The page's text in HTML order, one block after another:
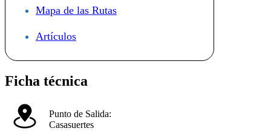
Mapa de las Rutas
Artículos
Ficha técnica
Punto de Salida:
Casasuertes